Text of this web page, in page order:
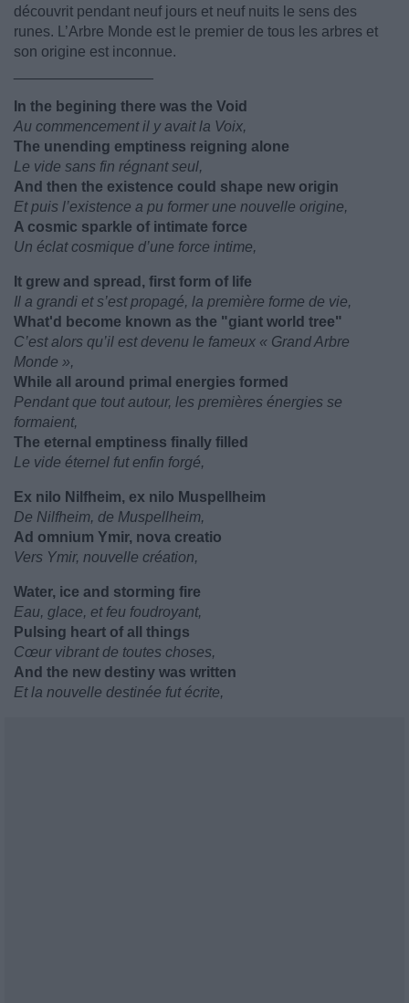
découvrit pendant neuf jours et neuf nuits le sens des
runes. L’Arbre Monde est le premier de tous les arbres et
son origine est inconnue.
In the begining there was the Void
Au commencement il y avait la Voix,
The unending emptiness reigning alone
Le vide sans fin régnant seul,
And then the existence could shape new origin
Et puis l’existence a pu former une nouvelle origine,
A cosmic sparkle of intimate force
Un éclat cosmique d’une force intime,
It grew and spread, first form of life
Il a grandi et s’est propagé, la première forme de vie,
What'd become known as the "giant world tree"
C’est alors qu’il est devenu le fameux « Grand Arbre
Monde »,
While all around primal energies formed
Pendant que tout autour, les premières énergies se
formaient,
The eternal emptiness finally filled
Le vide éternel fut enfin forgé,
Ex nilo Nilfheim, ex nilo Muspellheim
De Nilfheim, de Muspellheim,
Ad omnium Ymir, nova creatio
Vers Ymir, nouvelle création,
Water, ice and storming fire
Eau, glace, et feu foudroyant,
Pulsing heart of all things
Cœur vibrant de toutes choses,
And the new destiny was written
Et la nouvelle destinée fut écrite,